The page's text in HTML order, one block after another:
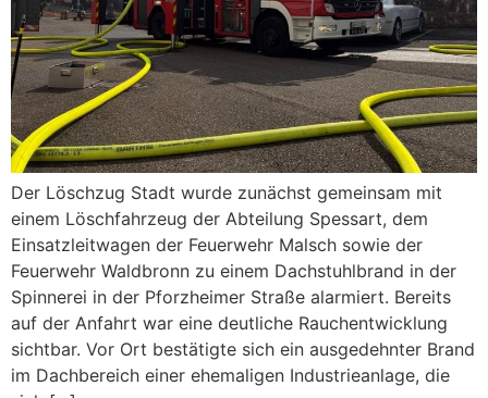
Der Löschzug Stadt wurde zunächst gemeinsam mit
einem Löschfahrzeug der Abteilung Spessart, dem
Einsatzleitwagen der Feuerwehr Malsch sowie der
Feuerwehr Waldbronn zu einem Dachstuhlbrand in der
Spinnerei in der Pforzheimer Straße alarmiert. Bereits
auf der Anfahrt war eine deutliche Rauchentwicklung
sichtbar. Vor Ort bestätigte sich ein ausgedehnter Brand
im Dachbereich einer ehemaligen Industrieanlage, die